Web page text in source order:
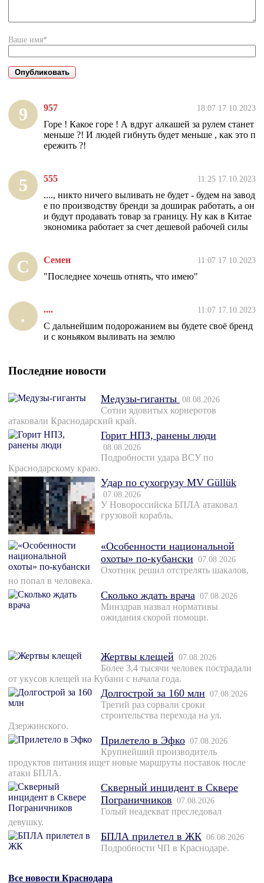
Ваше имя*
9 957 18:07 17.10.2023
Горе ! Какое горе ! А вдруг алкашей за рулем станет
меньше ?! И людей гибнуть будет меньше , как это п
ережить ?!
5 555 11:25 17.10.2023
...., никто ничего выливать не будет - будем на завод
е по производству бренди за доширак работать, а он
и будут продавать товар за границу. Ну как в Китае
экономика работает за счет дешевой рабочей силы
С Семен 11:07 17.10.2023
"Последнее хочешь отнять, что имею"
. .... 11:07 17.10.2023
С дальнейшим подорожанием вы будете своё бренд
и с коньяком выливать на землю
Последние новости
Медузы-гиганты 08.08.2026
Сотни ядовитых корнеротов
атаковали Краснодарский край.
Горит НПЗ, ранены люди
08.08.2026
Подробности удара ВСУ по
Краснодарскому краю.
Удар по сухогрузу MV Güllük
07.08.2026
У Новороссийска БПЛА атаковал
грузовой корабль.
«Особенности национальной
охоты» по-кубански 07.08.2026
Охотник решил отстрелять шакалов,
но попал в человека.
Сколько ждать врача 07.08.2026
Минздрав назвал нормативы
ожидания скорой помощи.
Жертвы клещей 07.08.2026
Более 3,4 тысячи человек пострадали
от укусов клещей на Кубани с начала года.
Долгострой за 160 млн 07.08.2026
Третий раз сорвали сроки
строительства перехода на ул.
Дзержинского.
Прилетело в Эфко 07.08.2026
Крупнейший производитель
продуктов питания ищет новые маршруты поставок после
атаки БПЛА.
Скверный инцидент в Сквере
Пограничников 07.08.2026
Голый неадекват преследовал
девушку.
БПЛА прилетел в ЖК 06.08.2026
Подробности ЧП в Краснодаре.
Все новости Краснодара